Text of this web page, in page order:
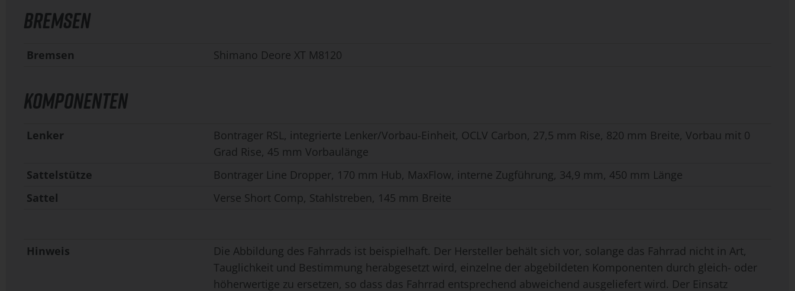
BREMSEN
Bremsen Shimano Deore XT M8120
KOMPONENTEN
Lenker
Bontrager RSL, integrierte Lenker/Vorbau-Einheit, OCLV Carbon, 27,5 mm Rise, 820 mm Breite, Vorbau mit 0
Grad Rise, 45 mm Vorbaulänge
Sattelstütze
Bontrager Line Dropper, 170 mm Hub, MaxFlow, interne Zugführung, 34,9 mm, 450 mm Länge
Sattel
Verse Short Comp, Stahlstreben, 145 mm Breite
Hinweis
Die Abbildung des Fahrrads ist beispielhaft. Der Hersteller behält sich vor, solange das Fahrrad nicht in Art,
Tauglichkeit und Bestimmung herabgesetzt wird, einzelne der abgebildeten Komponenten durch gleich- oder
höherwertige zu ersetzen, so dass das Fahrrad entsprechend abweichend ausgeliefert wird. Der Einsatz